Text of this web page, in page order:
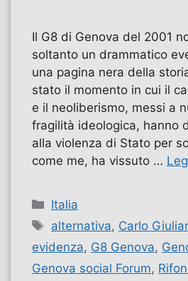
Il G8 di Genova del 2001
soltanto un drammatico
una pagina nera della
stato il momento in cui il
e il neoliberismo, messi a
fragilità ideologica, hanno
alla violenza di Stato per
come me, ha vissuto …
Categorie
Italia
Tag
alternativa, Carlo
evidenza, G8 Genova,
Genova social Forum,